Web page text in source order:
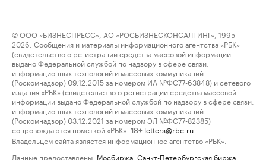
© ООО «БИЗНЕСПРЕСС», АО «РОСБИЗНЕСКОНСАЛТИНГ», 1995–
2026. Сообщения и материалы информационного агентства «РБК»
(свидетельство о регистрации средства массовой информации
выдано Федеральной службой по надзору в сфере связи,
информационных технологий и массовых коммуникаций
(Роскомнадзор) 09.12.2015 за номером ИА №ФС77-63848) и сетевого
издания «РБК» (свидетельство о регистрации средства массовой
информации выдано Федеральной службой по надзору в сфере связи,
информационных технологий и массовых коммуникаций
(Роскомнадзор) 03.12.2021 за номером ЭЛ №ФС77-82385)
сопровождаются пометкой «РБК».
18+ letters@rbc.ru
Владельцем сайта является информационное агентство «РБК».
Данные предоставлены: Мосбиржа Санкт-Петербургская биржа